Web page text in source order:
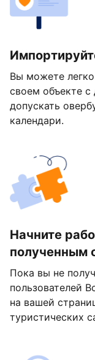
Вы можете
своем объекте с
допускать
календари.
Начните
полученным
Пока вы не
пользователей
на вашей
туристических